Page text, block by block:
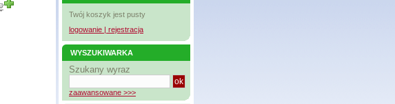
Twój koszyk jest pusty
logowanie | rejestracja
WYSZUKIWARKA
Szukany wyraz
zaawansowane >>>